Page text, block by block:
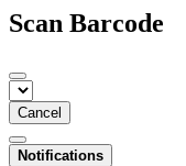
Scan Barcode
Cancel
Notifications